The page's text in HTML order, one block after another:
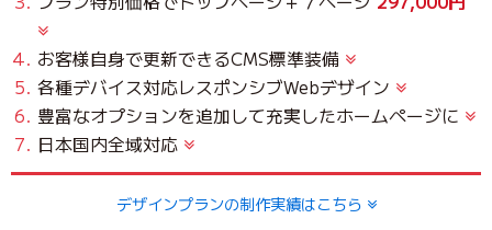
お客様自身で更新できるCMS標準装備
各種デバイス対応レスポンシブWebデザイン
豊富なオプションを追加して充実したホームページに
日本国内全域対応
デザインプランの制作実績はこちら